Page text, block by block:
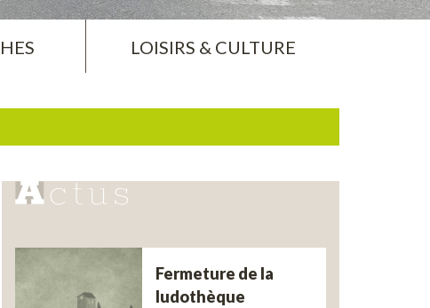
LOISIRS & CULTURE
Fermeture de la
ludothèque